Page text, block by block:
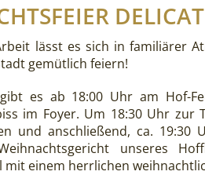
DELICAT
lässt es sich in familiärer
gemütlich feiern!
es ab 18:00 Uhr am Hof-
im Foyer. Um 18:30 Uhr
und anschließend, ca.
unseres
mit einem herrlichen